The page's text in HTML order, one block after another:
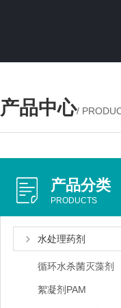
产品中心/
产品分类
PRODUCTS
水处理药剂
循环水杀菌灭藻剂
絮凝剂PAM